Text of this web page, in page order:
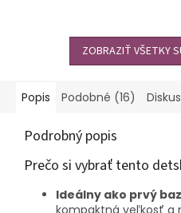
plavecké rukávniky pre
ZOBRAZIŤ VŠETKY
Popis Podobné (16)
Podrobný popis
Prečo si vybrať tento
Ideálny ako prvý